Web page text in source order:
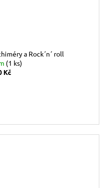
a Rock´n´ roll
(1 ks)
Kč